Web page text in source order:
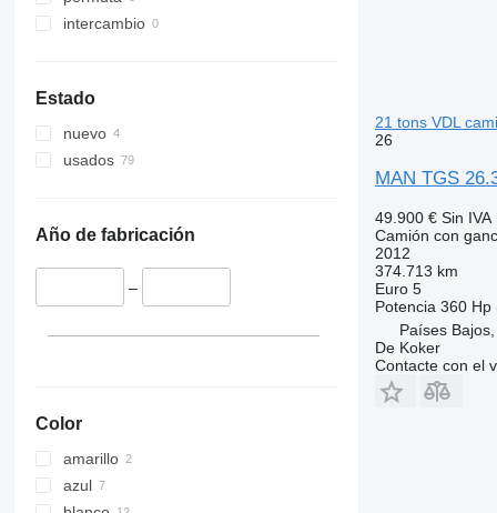
intercambio
Estado
nuevo
usados
Año de fabricación
–
Color
amarillo
azul
21 tons VDL
26
MAN TGS
49.900 € Sin IVA
Camión con
2012
374.713 km
Euro 5
Potencia 360 Hp
Países
De Koker
Contacte con el